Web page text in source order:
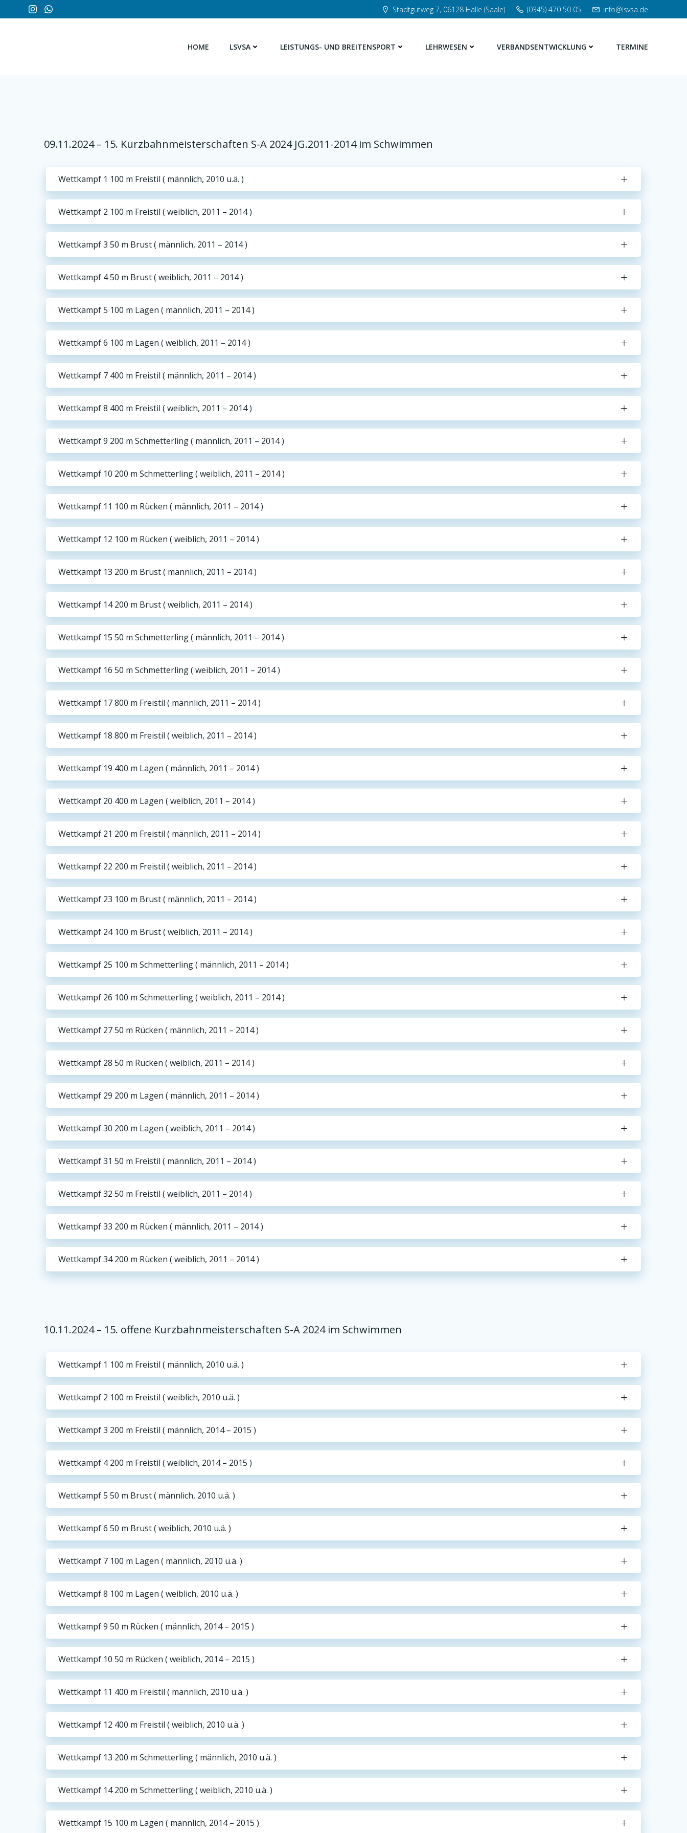
Inhalt
Stadtgutweg 7, 06128 Halle (Saale) (0345) 470 50 05 info@lsvsa.de
HOME LSVSA LEISTUNGS- UND BREITENSPORT LEHRWESEN VERBANDSENTWICKLUNG TERMINE
09.11.2024 – 15. Kurzbahnmeisterschaften S-A 2024 JG.2011-2014 im Schwimmen
Wettkampf 1 100 m Freistil ( männlich, 2010 u.ä. )
Wettkampf 2 100 m Freistil ( weiblich, 2011 – 2014 )
Wettkampf 3 50 m Brust ( männlich, 2011 – 2014 )
Wettkampf 4 50 m Brust ( weiblich, 2011 – 2014 )
Wettkampf 5 100 m Lagen ( männlich, 2011 – 2014 )
Wettkampf 6 100 m Lagen ( weiblich, 2011 – 2014 )
Wettkampf 7 400 m Freistil ( männlich, 2011 – 2014 )
Wettkampf 8 400 m Freistil ( weiblich, 2011 – 2014 )
Wettkampf 9 200 m Schmetterling ( männlich, 2011 – 2014 )
Wettkampf 10 200 m Schmetterling ( weiblich, 2011 – 2014 )
Wettkampf 11 100 m Rücken ( männlich, 2011 – 2014 )
Wettkampf 12 100 m Rücken ( weiblich, 2011 – 2014 )
Wettkampf 13 200 m Brust ( männlich, 2011 – 2014 )
Wettkampf 14 200 m Brust ( weiblich, 2011 – 2014 )
Wettkampf 15 50 m Schmetterling ( männlich, 2011 – 2014 )
Wettkampf 16 50 m Schmetterling ( weiblich, 2011 – 2014 )
Wettkampf 17 800 m Freistil ( männlich, 2011 – 2014 )
Wettkampf 18 800 m Freistil ( weiblich, 2011 – 2014 )
Wettkampf 19 400 m Lagen ( männlich, 2011 – 2014 )
Wettkampf 20 400 m Lagen ( weiblich, 2011 – 2014 )
Wettkampf 21 200 m Freistil ( männlich, 2011 – 2014 )
Wettkampf 22 200 m Freistil ( weiblich, 2011 – 2014 )
Wettkampf 23 100 m Brust ( männlich, 2011 – 2014 )
Wettkampf 24 100 m Brust ( weiblich, 2011 – 2014 )
Wettkampf 25 100 m Schmetterling ( männlich, 2011 – 2014 )
Wettkampf 26 100 m Schmetterling ( weiblich, 2011 – 2014 )
Wettkampf 27 50 m Rücken ( männlich, 2011 – 2014 )
Wettkampf 28 50 m Rücken ( weiblich, 2011 – 2014 )
Wettkampf 29 200 m Lagen ( männlich, 2011 – 2014 )
Wettkampf 30 200 m Lagen ( weiblich, 2011 – 2014 )
Wettkampf 31 50 m Freistil ( männlich, 2011 – 2014 )
Wettkampf 32 50 m Freistil ( weiblich, 2011 – 2014 )
Wettkampf 33 200 m Rücken ( männlich, 2011 – 2014 )
Wettkampf 34 200 m Rücken ( weiblich, 2011 – 2014 )
10.11.2024 – 15. offene Kurzbahnmeisterschaften S-A 2024 im Schwimmen
Wettkampf 1 100 m Freistil ( männlich, 2010 u.ä. )
Wettkampf 2 100 m Freistil ( weiblich, 2010 u.ä. )
Wettkampf 3 200 m Freistil ( männlich, 2014 – 2015 )
Wettkampf 4 200 m Freistil ( weiblich, 2014 – 2015 )
Wettkampf 5 50 m Brust ( männlich, 2010 u.ä. )
Wettkampf 6 50 m Brust ( weiblich, 2010 u.ä. )
Wettkampf 7 100 m Lagen ( männlich, 2010 u.ä. )
Wettkampf 8 100 m Lagen ( weiblich, 2010 u.ä. )
Wettkampf 9 50 m Rücken ( männlich, 2014 – 2015 )
Wettkampf 10 50 m Rücken ( weiblich, 2014 – 2015 )
Wettkampf 11 400 m Freistil ( männlich, 2010 u.ä. )
Wettkampf 12 400 m Freistil ( weiblich, 2010 u.ä. )
Wettkampf 13 200 m Schmetterling ( männlich, 2010 u.ä. )
Wettkampf 14 200 m Schmetterling ( weiblich, 2010 u.ä. )
Wettkampf 15 100 m Lagen ( männlich, 2014 – 2015 )